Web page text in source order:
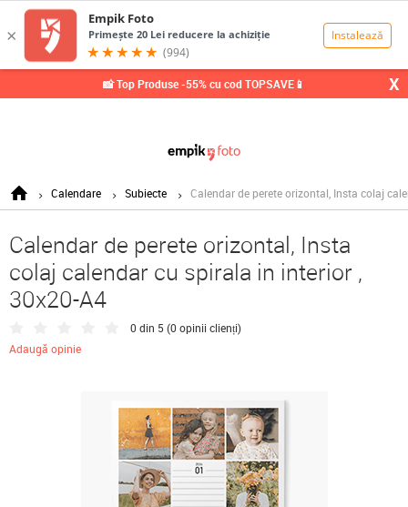
📸 Top Produse -55% cu cod TOPSAVE📱 X
Calendare Subiecte Calendar de perete orizontal, Insta colaj
Calendar de perete orizontal, Insta
colaj calendar cu spirala in interior ,
30x20-A4
0 din 5 (0 opinii clienți)
Adaugă opinie